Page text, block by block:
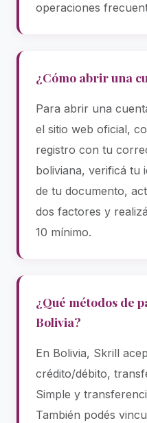
operaciones
¿Cómo abrir una
Para abrir una
el sitio web oficial,
registro con tu
boliviana, verificá tu
de tu documento,
dos factores y
10 mínimo.
¿Qué métodos de
Bolivia?
En Bolivia, Skrill
crédito/débito,
Simple y
También podés